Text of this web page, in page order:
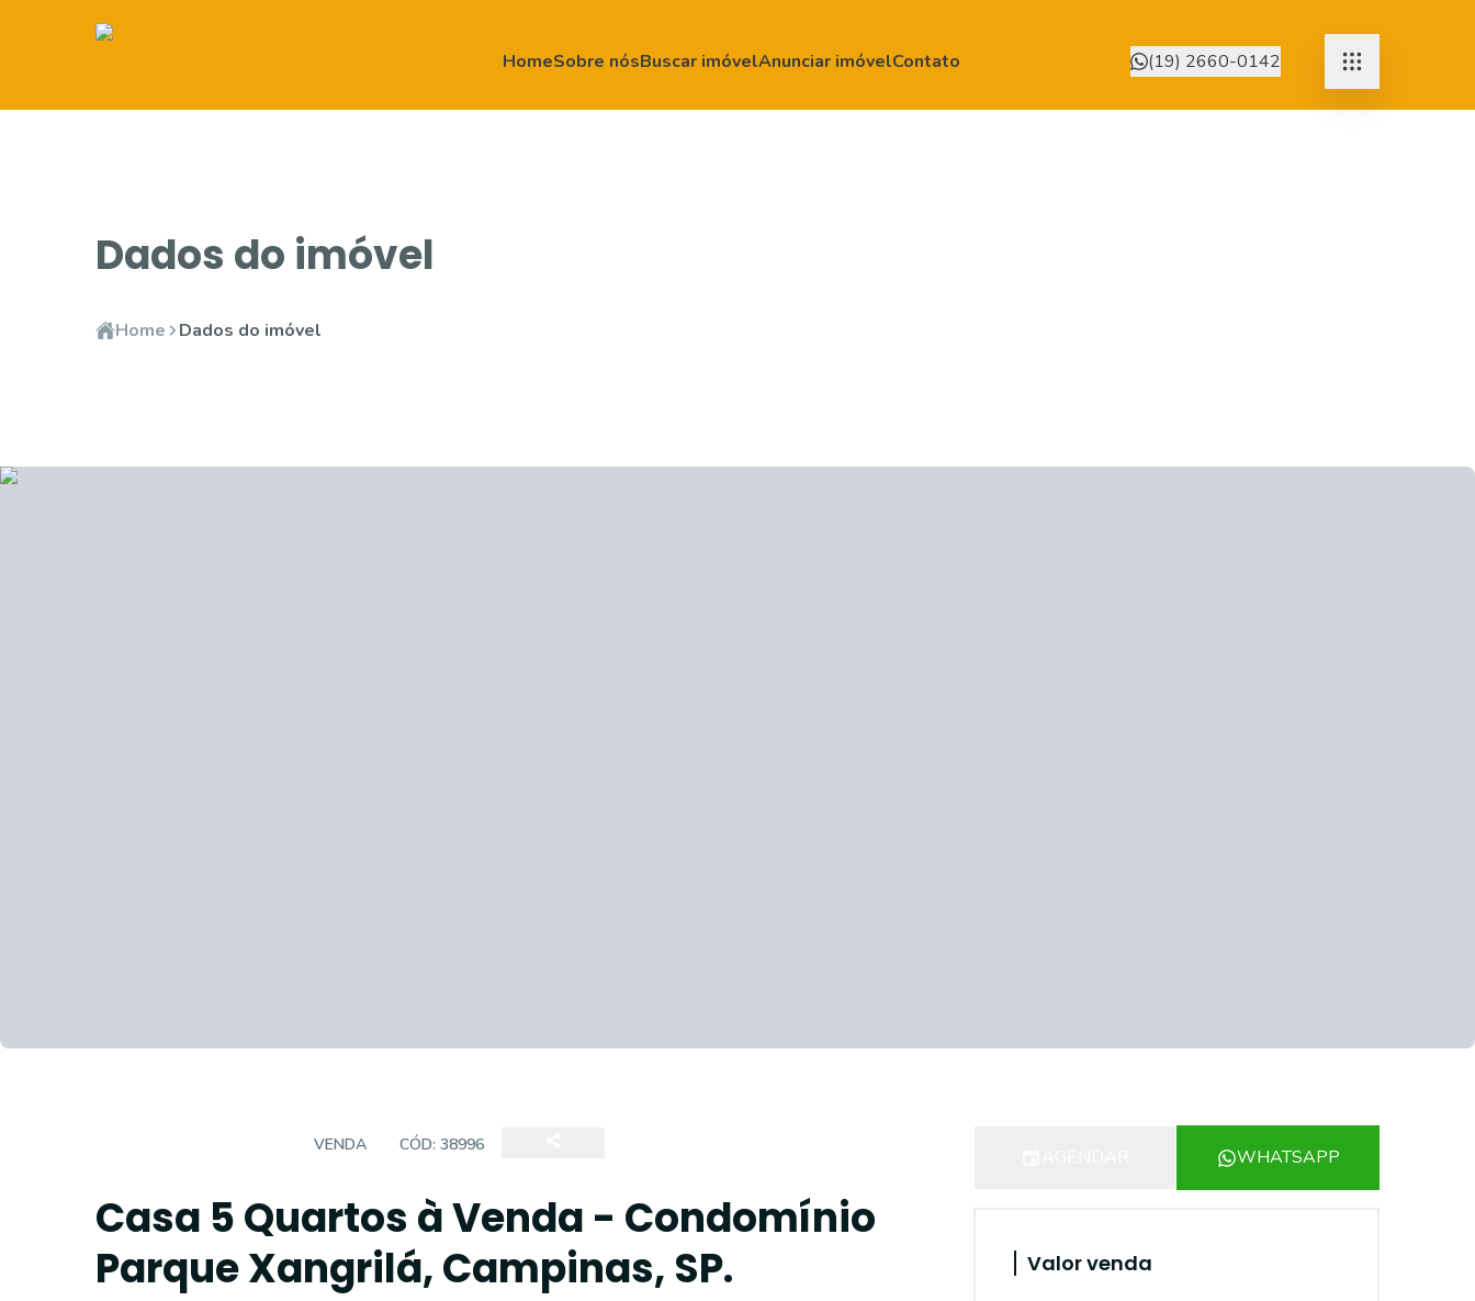
HomeSobre nósBuscar imóvelAnunciar imóvelContato (19) 2660-0142
Dados do imóvel
Home Dados do imóvel
VENDA CÓD: 38996
Casa 5 Quartos à Venda - Condomínio
Parque Xangrilá, Campinas, SP.
WHATSAPP
Valor venda